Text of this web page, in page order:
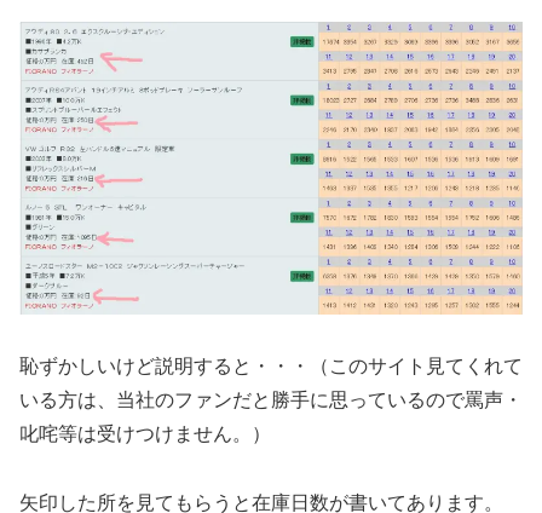
恥ずかしいけど説明すると・・・（このサイト見てくれて
いる方は、当社のファンだと勝手に思っているので罵声・
叱咤等は受けつけません。）
矢印した所を見てもらうと在庫日数が書いてあります。